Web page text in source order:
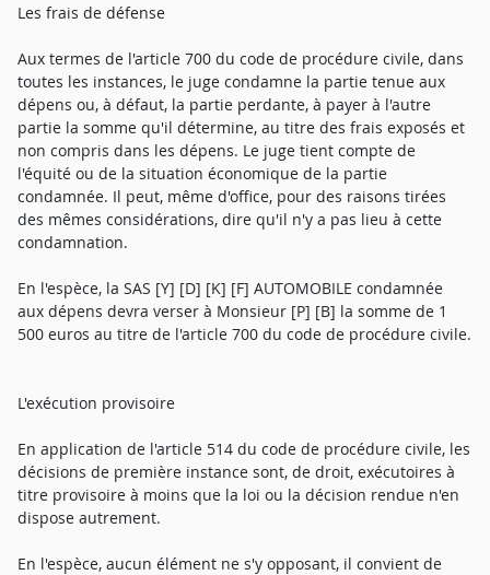
Les frais de défense
Aux termes de l'article 700 du code de procédure civile, dans
toutes les instances, le juge condamne la partie tenue aux
dépens ou, à défaut, la partie perdante, à payer à l'autre
partie la somme qu'il détermine, au titre des frais exposés et
non compris dans les dépens. Le juge tient compte de
l'équité ou de la situation économique de la partie
condamnée. Il peut, même d'office, pour des raisons tirées
des mêmes considérations, dire qu'il n'y a pas lieu à cette
condamnation.
En l'espèce, la SAS [Y] [D] [K] [F] AUTOMOBILE condamnée
aux dépens devra verser à Monsieur [P] [B] la somme de 1
500 euros au titre de l'article 700 du code de procédure civile.
L'exécution provisoire
En application de l'article 514 du code de procédure civile, les
décisions de première instance sont, de droit, exécutoires à
titre provisoire à moins que la loi ou la décision rendue n'en
dispose autrement.
En l'espèce, aucun élément ne s'y opposant, il convient de